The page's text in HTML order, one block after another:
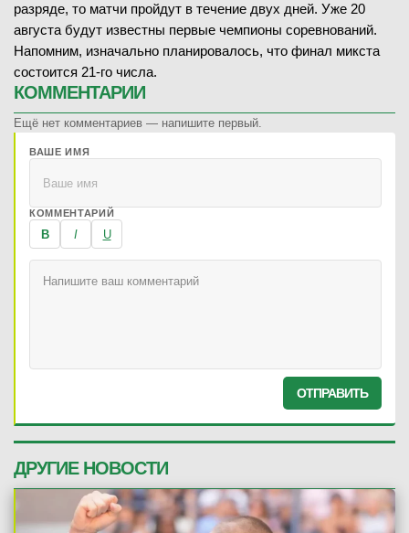
разряде, то матчи пройдут в течение двух дней. Уже 20
августа будут известны первые чемпионы соревнований.
Напомним, изначально планировалось, что финал микста
состоится 21-го числа.
КОММЕНТАРИИ
Ещё нет комментариев — напишите первый.
ВАШЕ ИМЯ
КОММЕНТАРИЙ
B I U
ОТПРАВИТЬ
ДРУГИЕ НОВОСТИ